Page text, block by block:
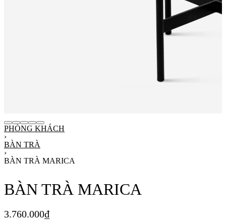
PHÒNG KHÁCH
›
BÀN TRÀ
›
BÀN TRÀ MARICA
BÀN TRÀ MARICA
3.760.000₫